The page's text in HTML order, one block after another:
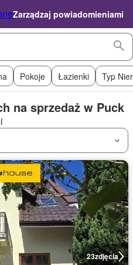
Zarządzaj powiadomieniami
Pokoje Łazienki Typ
na sprzedaż w Puck
23zdjęcia